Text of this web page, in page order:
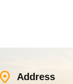
Address